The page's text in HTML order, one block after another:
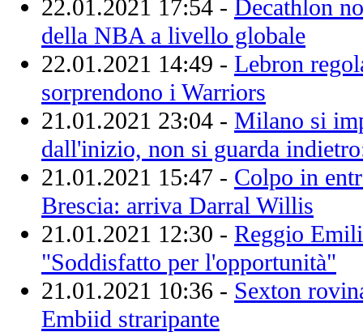
22.01.2021 17:54 - Decathlon
della NBA a livello globale
22.01.2021 14:49 - Lebron
sorprendono i Warriors
21.01.2021 23:04 - Milano si
dall'inizio, non si guarda
21.01.2021 15:47 - Colpo in
Brescia: arriva Darral Willis
21.01.2021 12:30 - Reggio
"Soddisfatto per l'opportunità"
21.01.2021 10:36 - Sexton
Embiid straripante